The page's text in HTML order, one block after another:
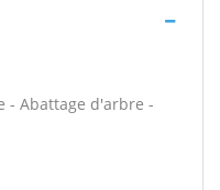
- Abattage d'arbre -